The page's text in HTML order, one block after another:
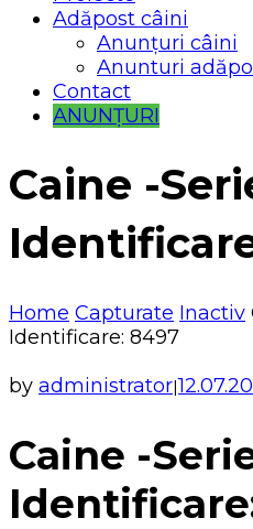
Adăpost câini
Anunțuri câini
Anunturi
Contact
ANUNȚURI
Caine -
Home Capturate Inactiv
Identificare: 8497
by administrator|
Caine -